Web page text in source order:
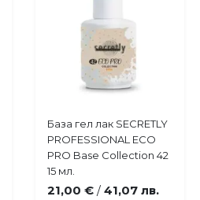
Добави
в
любими
Купи
База гел лак SECRETLY
PROFESSIONAL ECO
PRO Base Collection 42
15 мл.
21,00 € / 41,07 лв.